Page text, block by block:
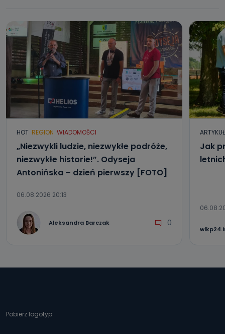
HOT REGION WIADOMOŚCI
„Niezwykli ludzie, niezwykłe podróże,
niezwykłe historie!”. Odyseja
Antonińska – dzień pierwszy [FOTO]
06.08.2026 20:13
Aleksandra Barczak 0
Jak
Pobierz logotyp